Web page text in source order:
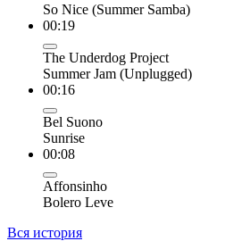
So Nice (Summer Samba)
00:19
The Underdog Project
Summer Jam (Unplugged)
00:16
Bel Suono
Sunrise
00:08
Affonsinho
Bolero Leve
Вся история